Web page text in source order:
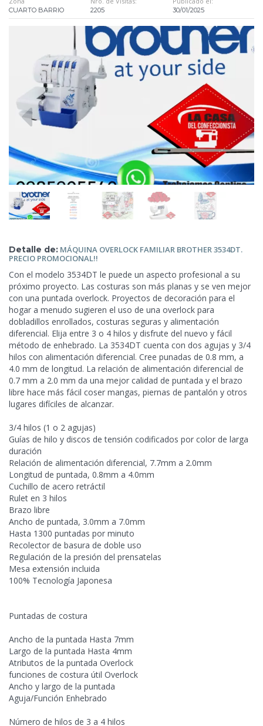
CUARTO BARRIO 2205 30/01/2025
Detalle de: MÁQUINA OVERLOCK FAMILIAR BROTHER3534DT.
PRECIO PROMOCIONAL!!
Con el modelo 3534DT le puede un aspecto profesional a su
próximo proyecto. Las costuras son más planas y se ven mejor
con una puntada overlock. Proyectos de decoración para el
hogar a menudo sugieren el uso de una overlock para
dobladillos enrollados, costuras seguras y alimentación
diferencial. Elija entre 3 o 4 hilos y disfrute del nuevo y fácil
método de enhebrado. La 3534DT cuenta con dos agujas y 3/4
hilos con alimentación diferencial. Cree punadas de 0.8 mm, a
4.0 mm de longitud. La relación de alimentación diferencial de
0.7 mm a 2.0 mm da una mejor calidad de puntada y el brazo
libre hace más fácil coser mangas, piernas de pantalón y otros
lugares difíciles de alcanzar.
3/4 hilos (1 o 2 agujas)
Guías de hilo y discos de tensión codificados por color de larga
duración
Relación de alimentación diferencial, 7.7mm a 2.0mm
Longitud de puntada, 0.8mm a 4.0mm
Cuchillo de acero retráctil
Rulet en 3 hilos
Brazo libre
Ancho de puntada, 3.0mm a 7.0mm
Hasta 1300 puntadas por minuto
Recolector de basura de doble uso
Regulación de la presión del prensatelas
Mesa extensión incluida
100% Tecnología Japonesa
Puntadas de costura
Ancho de la puntada Hasta 7mm
Largo de la puntada Hasta 4mm
Atributos de la puntada Overlock
funciones de costura útil Overlock
Ancho y largo de la puntada
Aguja/Función Enhebrado
Número de hilos de 3 a 4 hilos